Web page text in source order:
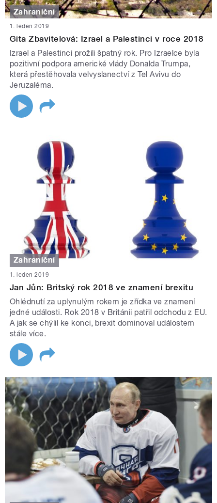
Zahraniční
1. leden 2019
Gita Zbavitelová: Izrael a Palestinci v roce 2018
Izrael a Palestinci prožili špatný rok. Pro Izraelce byla
pozitivní podpora americké vlády Donalda Trumpa,
která přestěhovala velvyslanectví z Tel Avivu do
Jeruzaléma.
Zahraniční
1. leden 2019
Jan Jůn: Britský rok 2018 ve znamení brexitu
Ohlédnutí za uplynulým rokem je zřídka ve znamení
jedné události. Rok 2018 v Británii patřil odchodu z EU.
A jak se chýlil ke konci, brexit dominoval událostem
stále více.